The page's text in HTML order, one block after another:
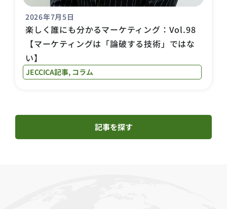
2026年7月5日
楽しく誰にも分かるマーケティング：Vol.98
【マーケティングは「論破する技術」ではな
い】
JECCICA記事, コラム
記事を探す